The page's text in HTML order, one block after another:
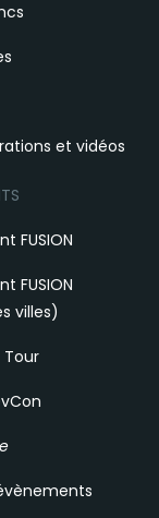
et vidéos
FUSION
FUSION
villes)
Tour